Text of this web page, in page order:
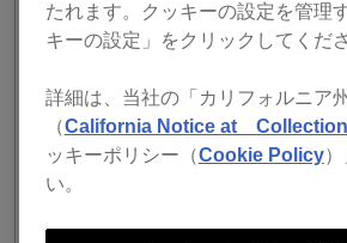
新価格表：
たれます。クッキーの設定を管理
キーの設定」をクリックしてくださ
詳細は、当社の「カリフォルニア
（California Notice at Collection
ッキーポリシー（Cookie Policy）
い。